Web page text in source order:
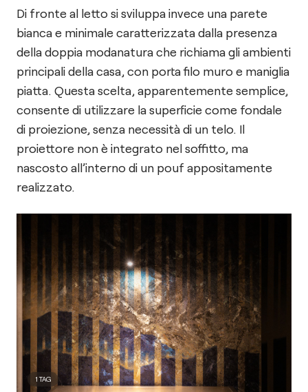
Di fronte al letto si sviluppa invece una parete
bianca e minimale caratterizzata dalla presenza
della doppia modanatura che richiama gli ambienti
principali della casa, con porta filo muro e maniglia
piatta. Questa scelta, apparentemente semplice,
consente di utilizzare la superficie come fondale
di proiezione, senza necessità di un telo. Il
proiettore non è integrato nel soffitto, ma
nascosto all’interno di un pouf appositamente
realizzato.
1TAG